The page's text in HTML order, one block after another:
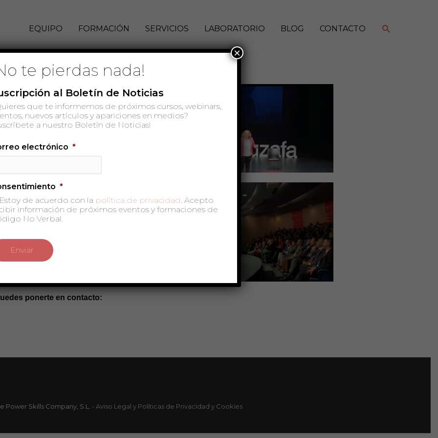
EQUIPO FORMACIÓN SERVICIOS LABORATORIO BLOG CONTACTO Buscar
anual de la empresa o jornada
sobre temas relacionados con la
o jornada del cliente.
ponerte en contacto:
Power Skills Company, S.L. - Aviso Legal y Políticas de Privacidad y Cookies
te pierdas nada!
al Boletín de Noticias
que te informemos de próximos cursos, webinars,
nuevos artículos y apariciones en medios?
a nuestro Boletín de Noticias!
electrónico *
*
Estoy de acuerdo con la política de privacidad . Acepto
información de próximos eventos y formaciones de
No Verbal.
×